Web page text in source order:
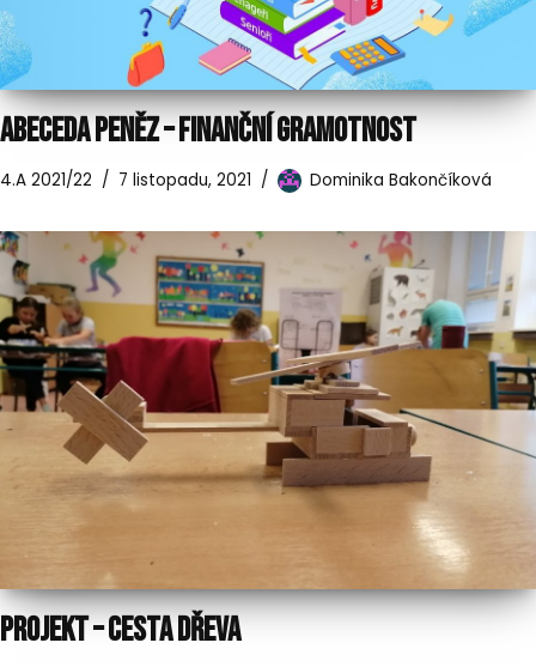
ABECEDA PENĚZ – FINANČNÍ GRAMOTNOST
4.A 2021/22 7 listopadu, 2021 Dominika Bakončíková
PROJEKT – CESTA DŘEVA